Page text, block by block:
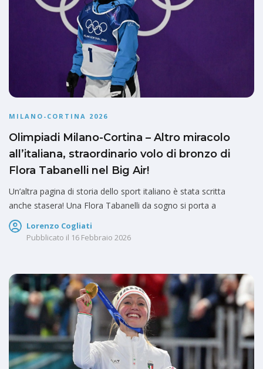
MILANO-CORTINA 2026
Olimpiadi Milano-Cortina – Altro miracolo
all’italiana, straordinario volo di bronzo di
Flora Tabanelli nel Big Air!
Un’altra pagina di storia dello sport italiano è stata scritta
anche stasera! Una Flora Tabanelli da sogno si porta a
Lorenzo Cogliati
Pubblicato il 16 Febbraio 2026